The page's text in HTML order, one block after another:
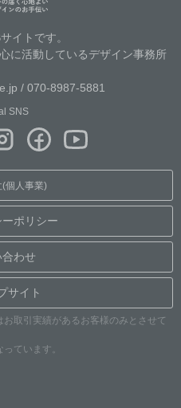
イトです。
に活動しているデザイン事務所
/ 070-8987-5881
SNS
(個人事業)
ポリシー
わせ
サイト
取引実績があるお客様のみとさせて
ています。